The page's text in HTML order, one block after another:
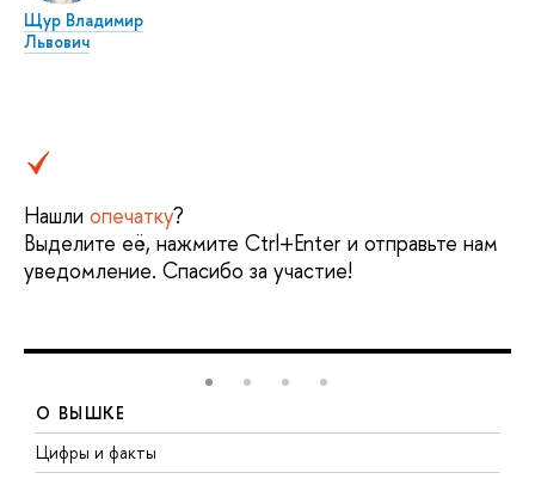
Щур Владимир
Львович
Нашли опечатку?
Выделите её, нажмите Ctrl+Enter и отправьте нам
уведомление. Спасибо за участие!
О ВЫШКЕ
Цифры и факты